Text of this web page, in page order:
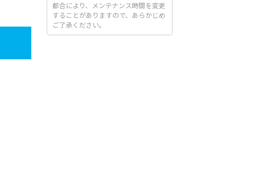
都合により、メンテナンス時間を変更
することがありますので、あらかじめ
ご了承ください。